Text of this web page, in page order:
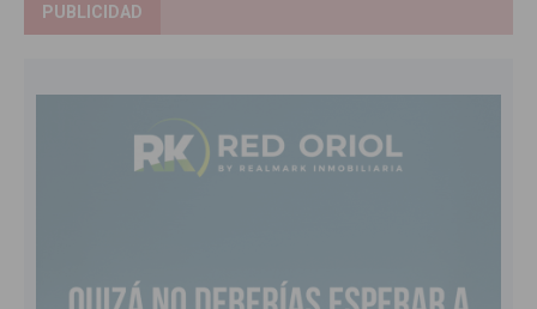
PUBLICIDAD